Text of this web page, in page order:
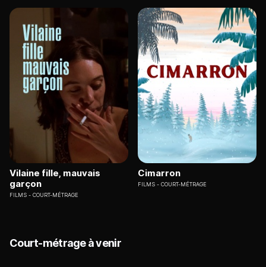
Vilaine fille, mauvais
garçon
FILMS COURT-MÉTRAGE
Cimarron
FILMS COURT-MÉTRAGE
Court-métrage à venir